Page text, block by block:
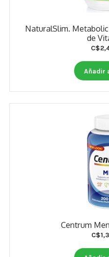
NaturalSlim.
de
C$
Añadir
Centrum
C$